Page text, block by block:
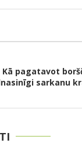
Kā pagatavot
sarkanu